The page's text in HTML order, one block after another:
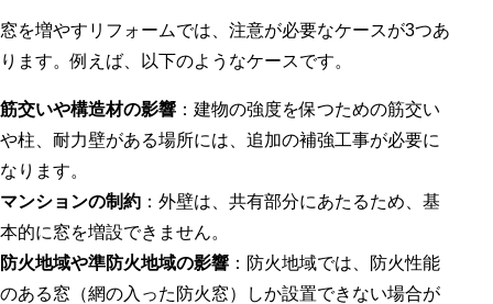
窓を増やすリフォームでは、注意が必要なケースが3つあ
ります。例えば、以下のようなケースです。
筋交いや構造材の影響 ：建物の強度を保つための筋交い
や柱、耐力壁がある場所には、追加の補強工事が必要に
なります。
マンションの制約 ：外壁は、共有部分にあたるため、基
本的に窓を増設できません。
防火地域や準防火地域の影響 ：防火地域では、防火性能
のある窓（網の入った防火窓）しか設置できない場合が